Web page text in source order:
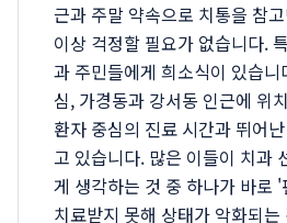
근과 주말 약속으로 치통을 참
이상 걱정할 필요가 없습니다.
과 주민들에게 희소식이 있습
심, 가경동과 강서동 인근에 위
환자 중심의 진료 시간과 뛰어
고 있습니다. 많은 이들이 치과
게 생각하는 것 중 하나가 바로
치료받지 못해 상태가 악화되